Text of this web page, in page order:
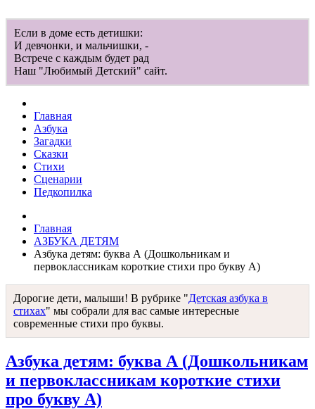
Если в доме есть детишки:
И девчонки, и мальчишки, -
Встрече с каждым будет рад
Наш "Любимый Детский" сайт.
Главная
Азбука
Загадки
Сказки
Стихи
Сценарии
Педкопилка
Главная
АЗБУКА ДЕТЯМ
Азбука детям: буква А (Дошкольникам и
первоклассникам короткие стихи про букву А)
Дорогие дети, малыши! В рубрике "Детская азбука в
стихах" мы собрали для вас самые интересные
современные стихи про буквы.
Азбука детям: буква А (Дошкольникам
и первоклассникам короткие стихи
про букву А)